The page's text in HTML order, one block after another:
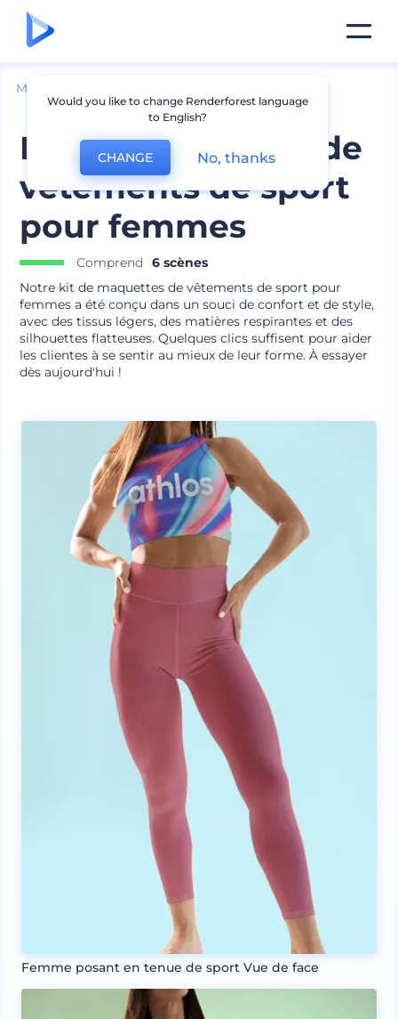
Mockups Maquette de débardeur
Kit de maquettes de
vêtements de sport
pour femmes
Comprend
6 scènes
Notre kit de maquettes de vêtements de sport pour
femmes a été conçu dans un souci de confort et de style,
avec des tissus légers, des matières respirantes et des
silhouettes flatteuses. Quelques clics suffisent pour aider
les clientes à se sentir au mieux de leur forme. À essayer
dès aujourd'hui !
Femme posant en tenue de sport Vue de face
Would you like to change Renderforest language
to English?
CHANGE No, thanks